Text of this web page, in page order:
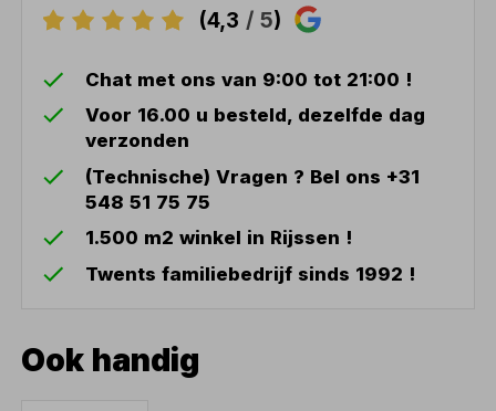
(4,3 / 5)
Chat met ons van 9:00 tot 21:00 !
Voor 16.00 u besteld, dezelfde dag
verzonden
(Technische) Vragen ? Bel ons +31
548 51 75 75
1.500 m2 winkel in Rijssen !
Twents familiebedrijf sinds 1992 !
Ook handig